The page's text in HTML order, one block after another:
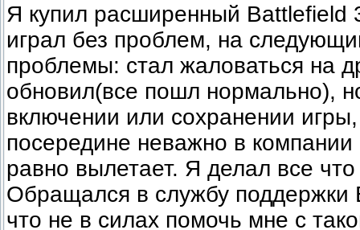
Я купил расширенный Battlefield
играл без проблем, на
проблемы: стал жаловаться на
обновил(все пошл нормально),
включении или сохранении
посередине неважно в компании
равно вылетает. Я делал все
Обращался в службу поддержки
что не в силах помочь мне с